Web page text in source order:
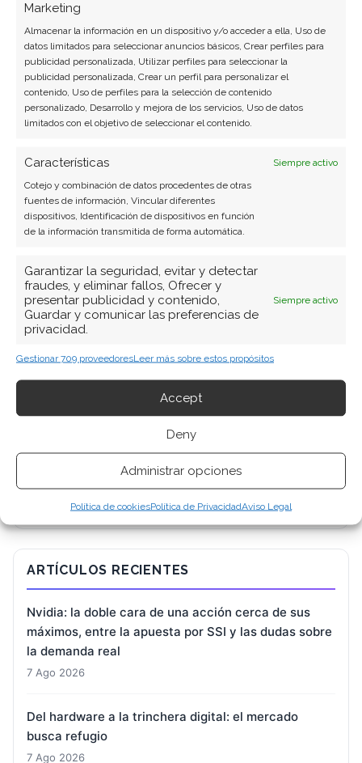
Marketing
Almacenar la información en un dispositivo y/o acceder a ella, Uso de
datos limitados para seleccionar anuncios básicos, Crear perfiles para
publicidad personalizada, Utilizar perfiles para seleccionar la
publicidad personalizada, Crear un perfil para personalizar el
contenido, Uso de perfiles para la selección de contenido
personalizado, Desarrollo y mejora de los servicios, Uso de datos
limitados con el objetivo de seleccionar el contenido.
Características
Siempre activo
Cotejo y combinación de datos procedentes de otras
fuentes de información, Vincular diferentes
dispositivos, Identificación de dispositivos en función
de la información transmitida de forma automática.
Garantizar la seguridad, evitar y detectar
fraudes, y eliminar fallos, Ofrecer y
presentar publicidad y contenido,
Guardar y comunicar las preferencias de
privacidad.
Siempre activo
Gestionar 709 proveedoresLeer más sobre estos propósitos
Accept
Deny
Administrar opciones
Política de cookiesPolítica de PrivacidadAviso Legal
ARTÍCULOS RECIENTES
Nvidia: la doble cara de una acción cerca de sus
máximos, entre la apuesta por SSI y las dudas sobre
la demanda real
7 Ago 2026
Del hardware a la trinchera digital: el mercado
busca refugio
7 Ago 2026